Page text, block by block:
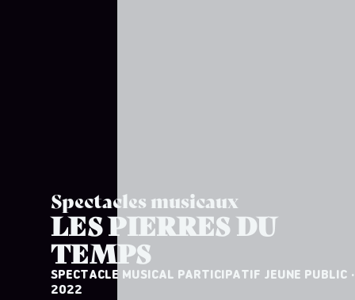
Spectacles musicaux
LES PIERRES DU
TEMPS
SPECTACLE MUSICAL PARTICIPATIF JEUNE PUBLIC ·
2022